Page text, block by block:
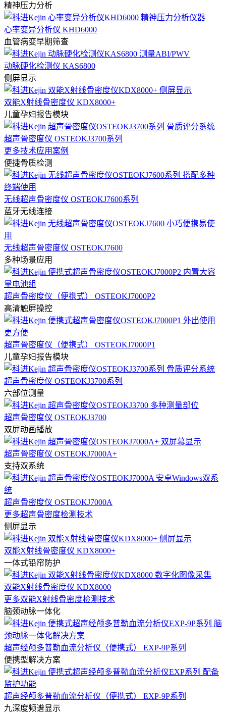
精神压力分析
心率变异分析仪 KHD6000
血管病变早期筛查
动脉硬化检测仪 KAS6800
侧屏显示
双能X射线骨密度仪 KDX8000+
儿童孕妇报告模块
超声骨密度仪 OSTEOKJ3700系列
更多技术应用案例
便捷骨质检测
无线超声骨密度仪 OSTEOKJ7600系列
蓝牙无线连接
无线超声骨密度仪 OSTEOKJ7600
多种场景应用
超声骨密度仪（便携式） OSTEOKJ7000P2
高清触屏操控
超声骨密度仪（便携式） OSTEOKJ7000P1
儿童孕妇报告模块
超声骨密度仪 OSTEOKJ3700系列
六部位测量
超声骨密度仪 OSTEOKJ3700
双屏动画播放
超声骨密度仪 OSTEOKJ7000A+
支持双系统
超声骨密度仪 OSTEOKJ7000A
更多超声骨密度检测技术
侧屏显示
双能X射线骨密度仪 KDX8000+
一体式铅帘防护
双能X射线骨密度仪 KDX8000
更多双能X射线骨密度检测技术
脑颈动脉一体化
超声经颅多普勒血流分析仪（便携式） EXP-9P系列
便携型解决方案
超声经颅多普勒血流分析仪（便携式） EXP-9P系列
九深度频谱显示